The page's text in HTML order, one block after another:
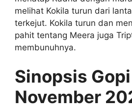
melihat Kokila turun dari
terkejut. Kokila turun dan
pahit tentang Meera juga
membunuhnya.
Sinopsis
November